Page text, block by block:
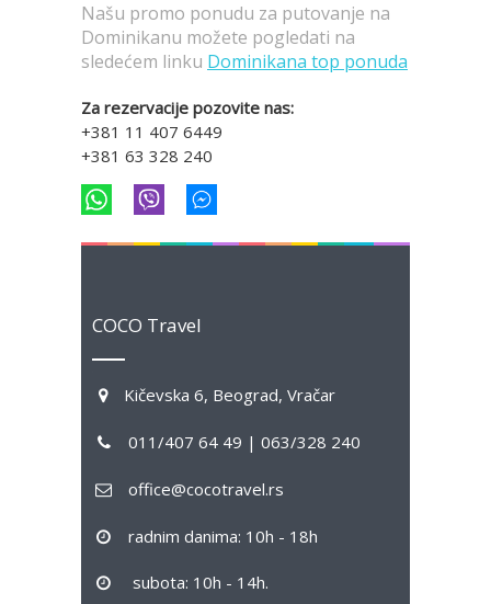
Našu promo ponudu za putovanje na
Dominikanu možete pogledati na
sledećem linku Dominikana top ponuda
Za rezervacije pozovite nas:
+381 11 407 6449
+381 63 328 240
COCO Travel
Kičevska 6, Beograd, Vračar
011/407 64 49 | 063/328 240
office@cocotravel.rs
radnim danima: 10h - 18h
subota: 10h - 14h.